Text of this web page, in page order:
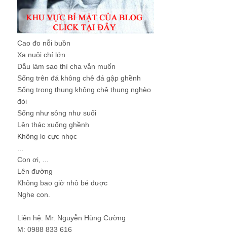
Cao đo nỗi buồn
Xa nuôi chí lớn
Dẫu làm sao thì cha vẫn muốn
Sống trên đá không chê đá gập ghềnh
Sống trong thung không chê thung nghèo
đói
Sống như sông như suối
Lên thác xuống ghềnh
Không lo cực nhọc
Con ơi, ...
Lên đường
Không bao giờ nhỏ bé được
Nghe con.
Liên hệ: Mr. Nguyễn Hùng Cường
M: 0988 833 616